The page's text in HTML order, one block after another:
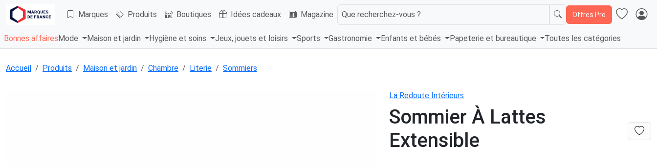
Marques Produits Boutiques Idées cadeaux Magazine Que recherchez-vous ? Offres Pro
Bonnes affaires Mode Maison et jardin Hygiène et soins Jeux, jouets et loisirs Sports Gastronomie Enfants et bébés Papeterie et bureautique Toutes les catégories
Accueil Produits Maison et jardin Chambre Literie Sommiers
La Redoute Intérieurs
Sommier À Lattes
Extensible